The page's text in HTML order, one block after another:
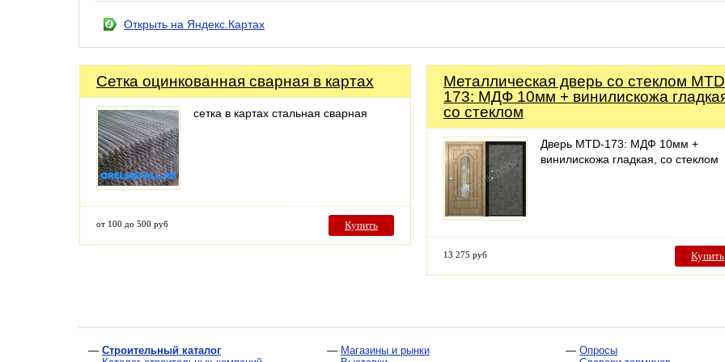
Открыть на Яндекс.Картах
Сетка оцинкованная сварная в картах
сетка в картах стальная сварная
от 100 до 500 руб Купить
Металлическая дверь со стеклом
173: МДФ 10мм + винилискожа
со стеклом
Дверь MTD-173: МДФ 10мм +
винилискожа гладкая, со стеклом
13 275 руб Купить
— Строительный каталог
— Магазины и рынки
— Опросы